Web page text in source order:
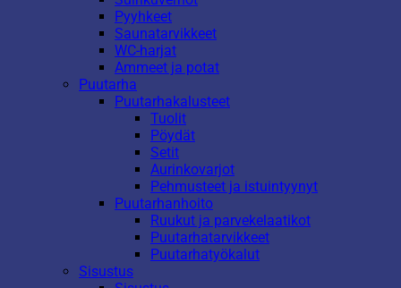
Pyyhkeet
Saunatarvikkeet
WC-harjat
Ammeet ja potat
Puutarha
Puutarhakalusteet
Tuolit
Pöydät
Setit
Aurinkovarjot
Pehmusteet ja istuintyynyt
Puutarhanhoito
Ruukut ja parvekelaatikot
Puutarhatarvikkeet
Puutarhatyökalut
Sisustus